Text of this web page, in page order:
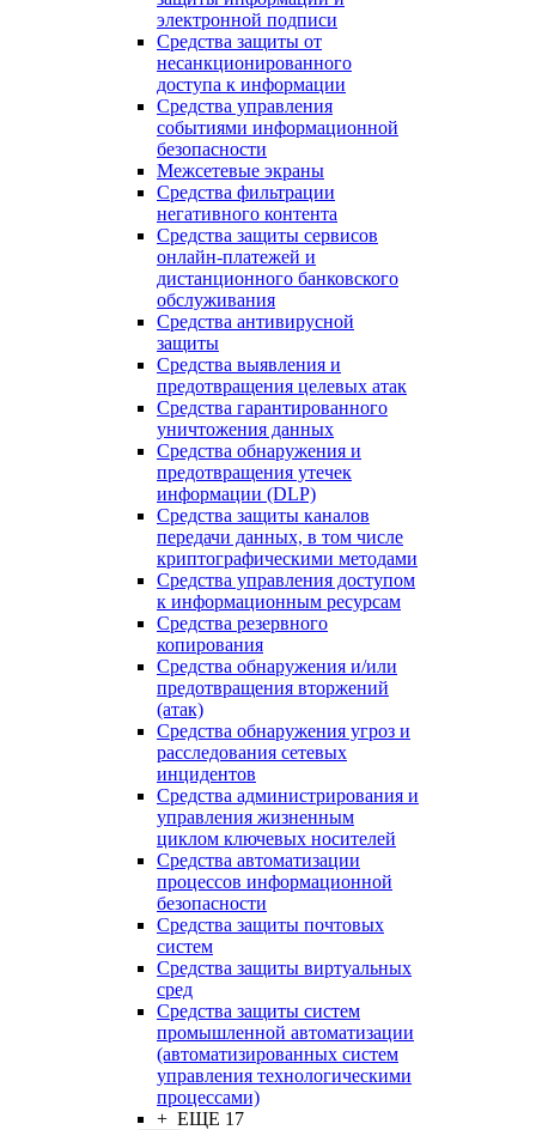
электронной подписи
Средства защиты от
несанкционированного
доступа к информации
Средства управления
событиями информационной
безопасности
Межсетевые экраны
Средства фильтрации
негативного контента
Средства защиты сервисов
онлайн-платежей и
дистанционного банковского
обслуживания
Средства антивирусной
защиты
Средства выявления и
предотвращения целевых атак
Средства гарантированного
уничтожения данных
Средства обнаружения и
предотвращения утечек
информации (DLP)
Средства защиты каналов
передачи данных, в том числе
криптографическими методами
Средства управления доступом
к информационным ресурсам
Средства резервного
копирования
Средства обнаружения и/или
предотвращения вторжений
(атак)
Средства обнаружения угроз и
расследования сетевых
инцидентов
Средства администрирования и
управления жизненным
циклом ключевых носителей
Средства автоматизации
процессов информационной
безопасности
Средства защиты почтовых
систем
Средства защиты виртуальных
сред
Средства защиты систем
промышленной автоматизации
(автоматизированных систем
управления технологическими
процессами)
+ ЕЩЕ 17